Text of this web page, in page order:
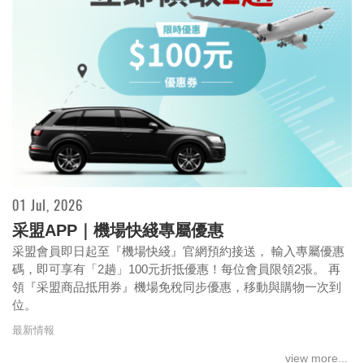
01 Jul, 2026
采盟APP｜機場快綫專屬優惠
采盟會員即日起至『機場快綫』官網預約接送， 輸入專屬優惠
碼，即可享有「2趟」100元折抵優惠！每位會員限領2張。 再
領『采盟商品抵用券』機場免稅同步優惠，移動與購物一次到
位。
最新情報
view more...